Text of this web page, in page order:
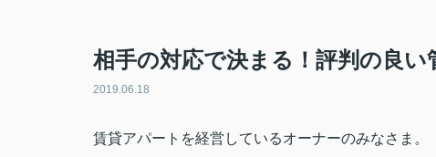
相手の対応で決まる！評判の良
2019.06.18
賃貸アパートを経営しているオーナーのみなさま。